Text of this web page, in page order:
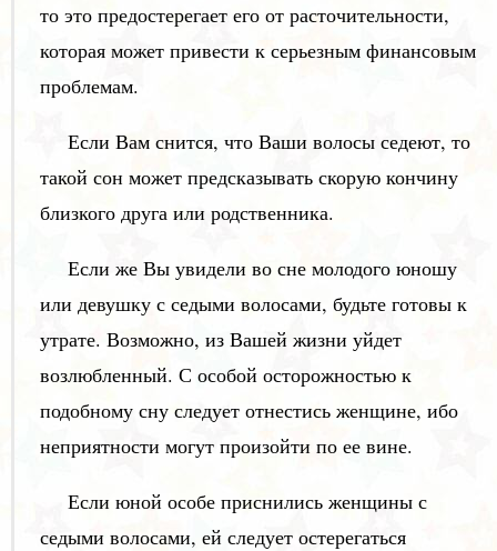
то это предостерегает его от расточительности,
которая может привести к серьезным финансовым
проблемам.
Если Вам снится, что Ваши волосы седеют, то
такой сон может предсказывать скорую кончину
близкого друга или родственника.
Если же Вы увидели во сне молодого юношу
или девушку с седыми волосами, будьте готовы к
утрате. Возможно, из Вашей жизни уйдет
возлюбленный. С особой осторожностью к
подобному сну следует отнестись женщине, ибо
неприятности могут произойти по ее вине.
Если юной особе приснились женщины с
седыми волосами, ей следует остерегаться